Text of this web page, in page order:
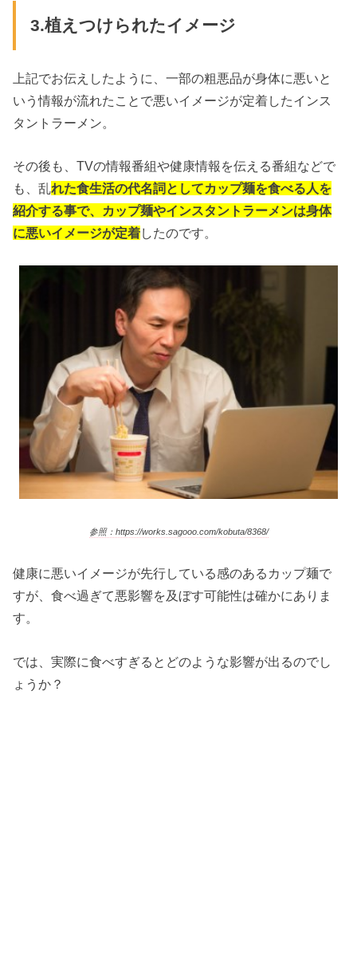
3.植えつけられたイメージ
上記でお伝えしたように、一部の粗悪品が身体に悪いと
いう情報が流れたことで悪いイメージが定着したインス
タントラーメン。
その後も、TVの情報番組や健康情報を伝える番組などで
も、乱れた食生活の代名詞としてカップ麺を食べる人を
紹介する事で、カップ麺やインスタントラーメンは身体
に悪いイメージが定着したのです。
参照：https://works.sagooo.com/kobuta/8368/
健康に悪いイメージが先行している感のあるカップ麺で
すが、食べ過ぎて悪影響を及ぼす可能性は確かにありま
す。
では、実際に食べすぎるとどのような影響が出るのでし
ょうか？